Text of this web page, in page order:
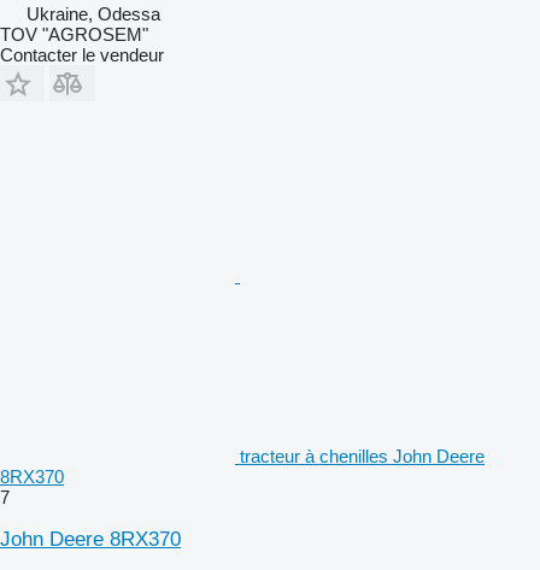
Ukraine, Odessa
TOV "AGROSEM"
Contacter le vendeur
tracteur à chenilles John Deere
8RX370
7
John Deere 8RX370